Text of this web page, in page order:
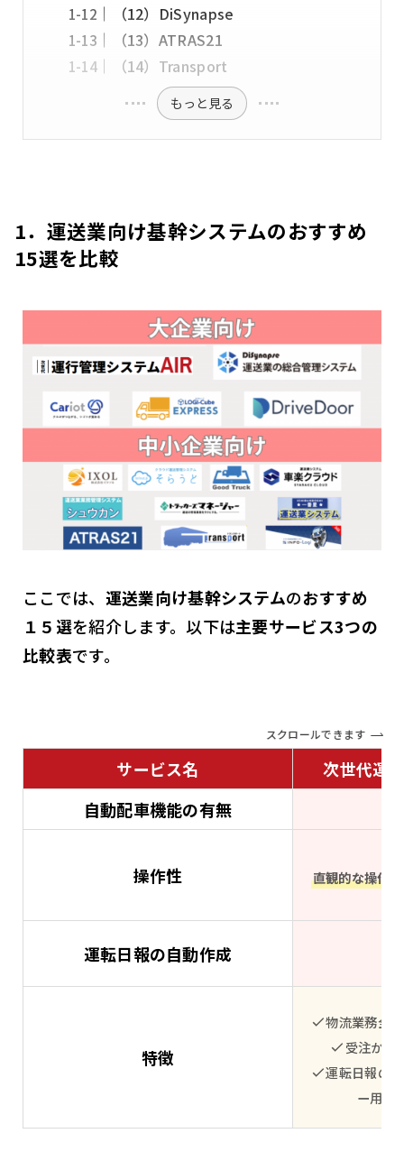
（12）DiSynapse
（13）ATRAS21
（14）Transport
もっと見る
1．運送業向け基幹システムのおすすめ
15選を比較
ここでは、 運送業向け基幹システムのおすすめ
１５選を紹介します。以下は主要サービス3つの
比較表です。
スクロールできます
サービス名
次世代運
自動配車機能の有無
操作性 直観的な操作
運転日報の自動作成
特徴
物流業務全
受注から
運転日報の
ー用ア